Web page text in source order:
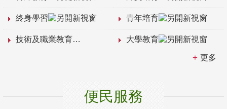
終身學習 青年培育
技術及職業教育 大學教育
更多
便民服務